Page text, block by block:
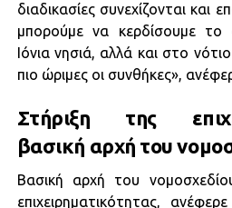
διαδικασίες συνεχίζονται και
μπορούμε να κερδίσουμε το
Ιόνια νησιά, αλλά και στο
πιο ώριμες οι συνθήκες»,
Στήριξη της
βασική αρχή του
Βασική αρχή του
επιχειρηματικότητας,